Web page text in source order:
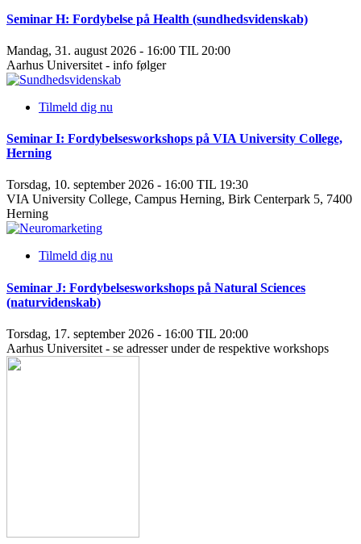
Seminar H: Fordybelse på Health (sundhedsvidenskab)
Mandag, 31. august 2026 - 16:00 TIL 20:00
Aarhus Universitet - info følger
Tilmeld dig nu
Seminar I: Fordybelsesworkshops på VIA University College,
Herning
Torsdag, 10. september 2026 - 16:00 TIL 19:30
VIA University College, Campus Herning, Birk Centerpark 5, 7400
Herning
Tilmeld dig nu
Seminar J: Fordybelsesworkshops på Natural Sciences
(naturvidenskab)
Torsdag, 17. september 2026 - 16:00 TIL 20:00
Aarhus Universitet - se adresser under de respektive workshops